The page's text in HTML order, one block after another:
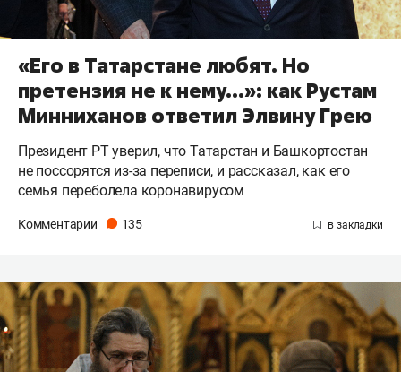
«Его в Татарстане любят. Но
претензия не к нему...»: как Рустам
Минниханов ответил Элвину Грею
Президент РТ уверил, что Татарстан и Башкортостан
не поссорятся из-за переписи, и рассказал, как его
семья переболела коронавирусом
Комментарии 135